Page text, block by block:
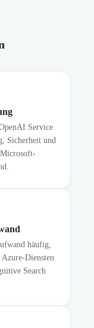
Service
Sicherheit und
Microsoft-
häufig,
Diensten
Search